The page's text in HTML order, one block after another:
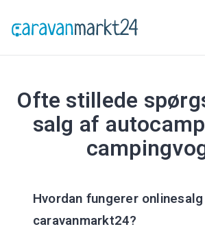
Ofte stillede
salg af
Hvordan fungerer
caravanmarkt24?